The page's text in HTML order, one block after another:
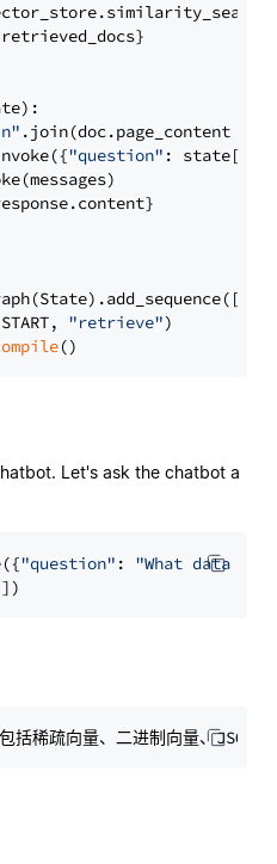
):
.join(doc.page_content
"question" : state[
"retrieve")
Let's ask the chatbot a
"question" : "What data